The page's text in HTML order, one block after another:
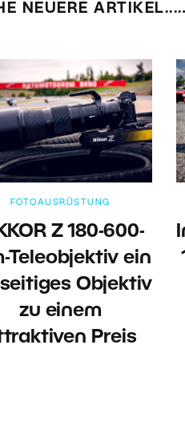
NEUERE
FOTOAUSRÜSTUNG
Z 180-600-
Teleobjektiv ein
Objektiv
zu einem
Preis